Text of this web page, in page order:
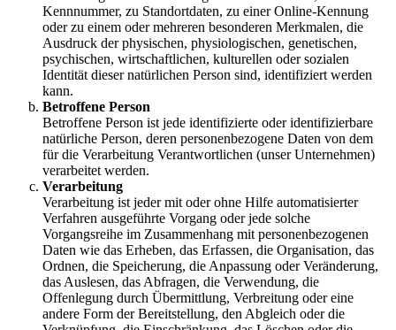
Kennnummer, zu Standortdaten, zu einer Online-Kennung
oder zu einem oder mehreren besonderen Merkmalen, die
Ausdruck der physischen, physiologischen, genetischen,
psychischen, wirtschaftlichen, kulturellen oder sozialen
Identität dieser natürlichen Person sind, identifiziert werden
kann.
Betroffene Person
Betroffene Person ist jede identifizierte oder identifizierbare
natürliche Person, deren personenbezogene Daten von dem
für die Verarbeitung Verantwortlichen (unser Unternehmen)
verarbeitet werden.
Verarbeitung
Verarbeitung ist jeder mit oder ohne Hilfe automatisierter
Verfahren ausgeführte Vorgang oder jede solche
Vorgangsreihe im Zusammenhang mit personenbezogenen
Daten wie das Erheben, das Erfassen, die Organisation, das
Ordnen, die Speicherung, die Anpassung oder Veränderung,
das Auslesen, das Abfragen, die Verwendung, die
Offenlegung durch Übermittlung, Verbreitung oder eine
andere Form der Bereitstellung, den Abgleich oder die